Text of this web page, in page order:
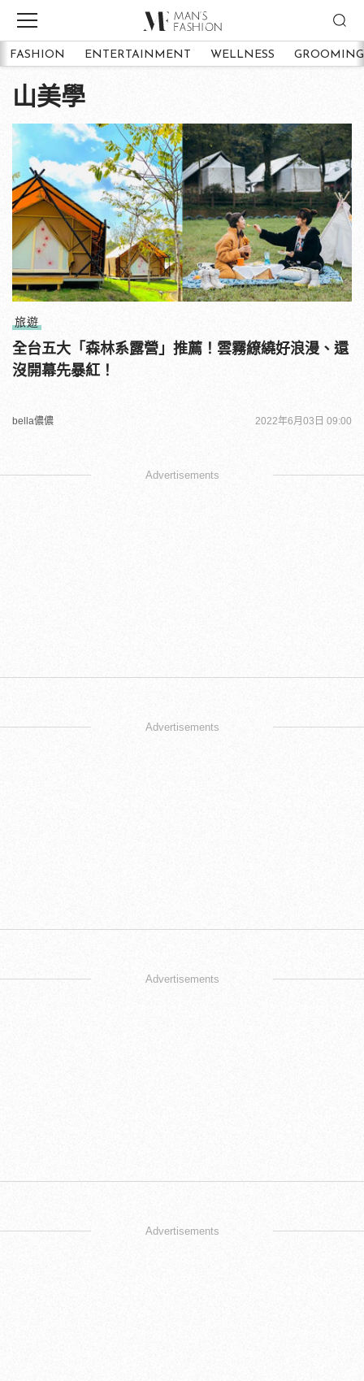
FASHION ENTERTAINMENT WELLNESS GROOMING
山美學
旅遊
全台五大「森林系露營」推薦！雲霧繚繞好浪漫、還
沒開幕先暴紅！
bella儂儂 2022年6月03日 09:00
Advertisements
Advertisements
Advertisements
Advertisements